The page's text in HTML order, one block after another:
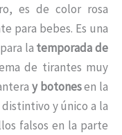
es de color rosa
para bebes. Es una
la temporada de
de tirantes muy
y botonesen la
y único a la
falsos en la parte